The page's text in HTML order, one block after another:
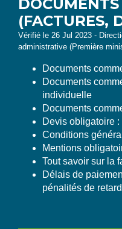
(FACTURES,
Vérifié le 26 Jul 2023 -
administrative (Première
Documents
Documents
individuelle
Documents
Devis obligatoire
Conditions
Mentions
Tout savoir sur la
Délais de
pénalités de retard